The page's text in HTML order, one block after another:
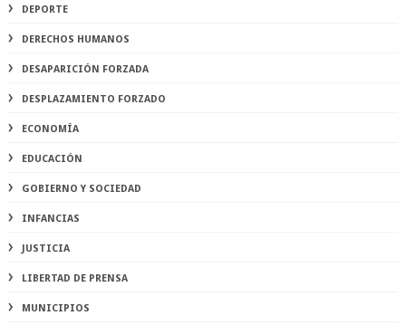
DEPORTE
DERECHOS HUMANOS
DESAPARICIÓN FORZADA
DESPLAZAMIENTO FORZADO
ECONOMÍA
EDUCACIÓN
GOBIERNO Y SOCIEDAD
INFANCIAS
JUSTICIA
LIBERTAD DE PRENSA
MUNICIPIOS